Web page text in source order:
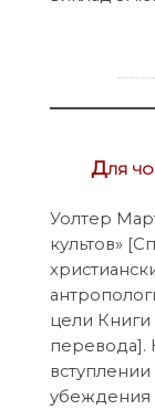
Для
Уолтер
культов»
цели Книги
перевода].
убеждения